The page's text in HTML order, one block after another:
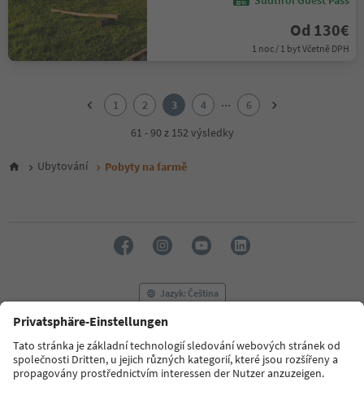
Od 130€
1 noc / 1 byt Včetně DPH
6
1 2 3 4 ...
6
61 - 90 z 152 výsledky
Ubytování Pobyty na farmě
Jazyk: Čeština
FAQ Kontaktujte nás Tisk
MICE
Zásady ochrany osobních údajů
Podmínky a ujednání
Tiráž